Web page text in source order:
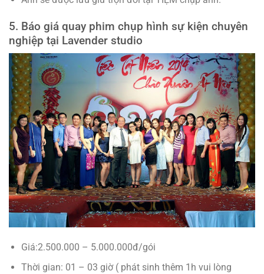
5. Báo giá quay phim chụp hình sự kiện chuyên
nghiệp tại Lavender studio
Giá:2.500.000 – 5.000.000đ/gói
Thời gian: 01 – 03 giờ ( phát sinh thêm 1h vui lòng